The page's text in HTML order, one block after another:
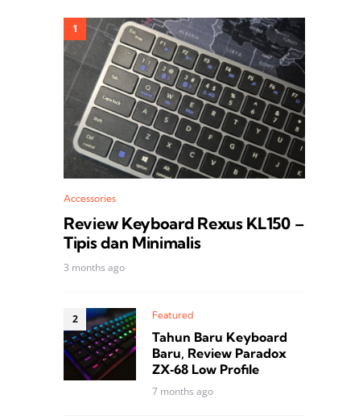
Accessories
Review Keyboard Rexus KL150 –
Tipis dan Minimalis
3 months ago
Featured
Tahun Baru Keyboard
Baru, Review Paradox
ZX‑68 Low Profile
7 months ago